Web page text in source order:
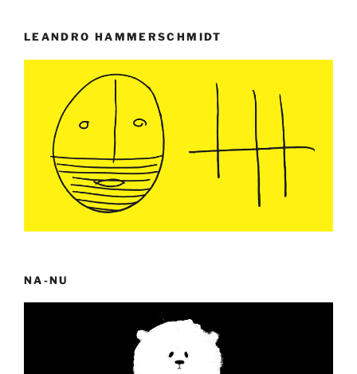
LEANDRO HAMMERSCHMIDT
NA-NU